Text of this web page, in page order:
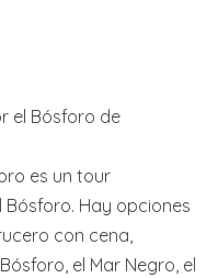
el Bósforo de
es un tour
Hay opciones
con cena,
el Mar Negro, el